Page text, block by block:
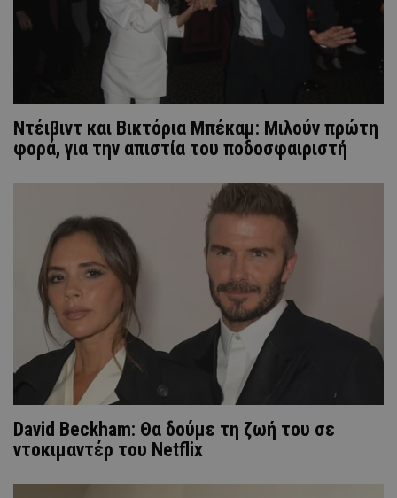
Ντέιβιντ και Βικτόρια Μπέκαμ: Μιλούν πρώτη
φορά, για την απιστία του ποδοσφαιριστή
David Beckham: Θα δούμε τη ζωή του σε
ντοκιμαντέρ του Netflix